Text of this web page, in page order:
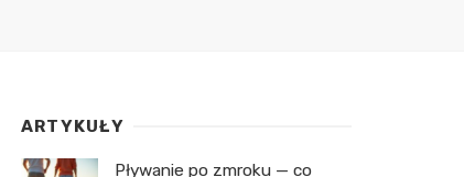
ARTYKUŁY
Pływanie po zmroku — co